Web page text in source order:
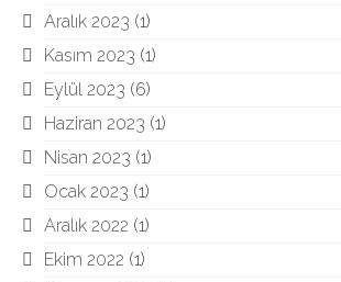
Aralık 2023 (1)
Kasım 2023 (1)
Eylül 2023 (6)
Haziran 2023 (1)
Nisan 2023 (1)
Ocak 2023 (1)
Aralık 2022 (1)
Ekim 2022 (1)